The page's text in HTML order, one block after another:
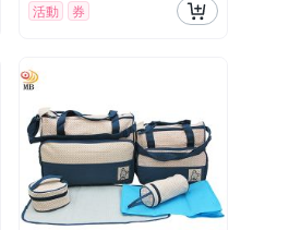
活動 券